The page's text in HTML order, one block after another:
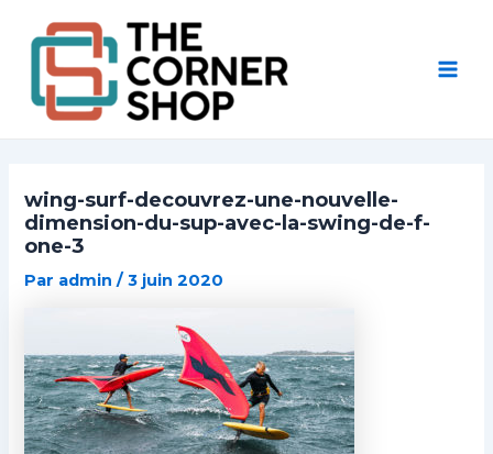
contenu
wing-surf-decouvrez-une-nouvelle-
dimension-du-sup-avec-la-swing-de-f-
one-3
Par admin/3 juin 2020
navigation